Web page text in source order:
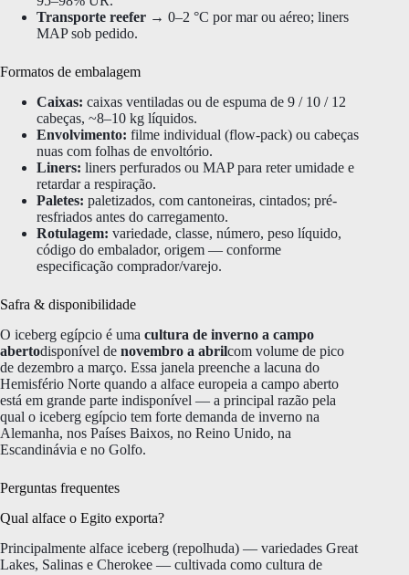
Transporte reefer → 0–2 °C por mar ou aéreo; liners
MAP sob pedido.
Formatos de embalagem
Caixas: caixas ventiladas ou de espuma de 9 / 10 / 12
cabeças, ~8–10 kg líquidos.
Envolvimento: filme individual (flow-pack) ou cabeças
nuas com folhas de envoltório.
Liners: liners perfurados ou MAP para reter umidade e
retardar a respiração.
Paletes: paletizados, com cantoneiras, cintados; pré-
resfriados antes do carregamento.
Rotulagem: variedade, classe, número, peso líquido,
código do embalador, origem — conforme
especificação comprador/varejo.
Safra & disponibilidade
O iceberg egípcio é uma cultura de inverno a campo
abertodisponível de novembro a abrilcom volume de pico
de dezembro a março. Essa janela preenche a lacuna do
Hemisfério Norte quando a alface europeia a campo aberto
está em grande parte indisponível — a principal razão pela
qual o iceberg egípcio tem forte demanda de inverno na
Alemanha, nos Países Baixos, no Reino Unido, na
Escandinávia e no Golfo.
Perguntas frequentes
Qual alface o Egito exporta?
Principalmente alface iceberg (repolhuda) — variedades Great
Lakes, Salinas e Cherokee — cultivada como cultura de